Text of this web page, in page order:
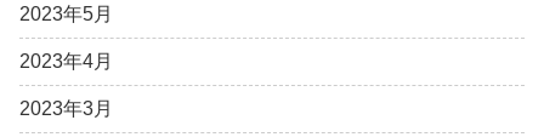
2023年5月
2023年4月
2023年3月